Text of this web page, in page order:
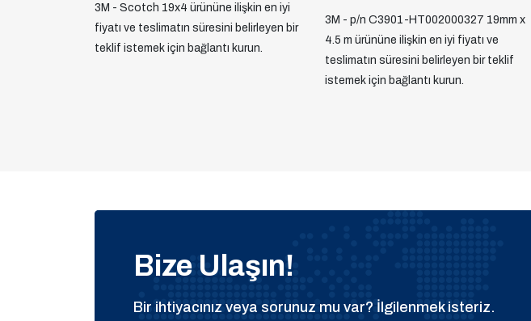
3M - Scotch 19x4 ürününe ilişkin en iyi
fiyatı ve teslimatın süresini belirleyen bir
teklif istemek için bağlantı kurun.
3M - p/n C3901-HT002000327 19mm x
4.5 m ürününe ilişkin en iyi fiyatı ve
teslimatın süresini belirleyen bir teklif
istemek için bağlantı kurun.
Bize Ulaşın!
Bir ihtiyacınız veya sorunuz mu var? İlgilenmek isteriz.